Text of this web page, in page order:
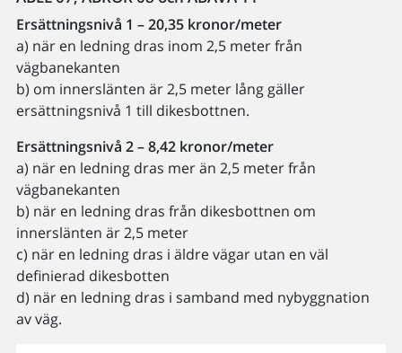
Ersättningsnivå 1 – 20,35 kronor/meter
a) när en ledning dras inom 2,5 meter från
vägbanekanten
b) om innerslänten är 2,5 meter lång gäller
ersättningsnivå 1 till dikesbottnen.
Ersättningsnivå 2 – 8,42 kronor/meter
a) när en ledning dras mer än 2,5 meter från
vägbanekanten
b) när en ledning dras från dikesbottnen om
innerslänten är 2,5 meter
c) när en ledning dras i äldre vägar utan en väl
definierad dikesbotten
d) när en ledning dras i samband med nybyggnation
av väg.